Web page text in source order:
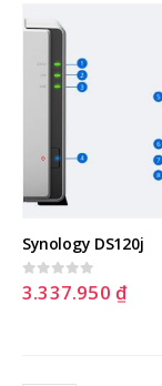
Synology DS120j
0out of 5
3.337.950 ₫